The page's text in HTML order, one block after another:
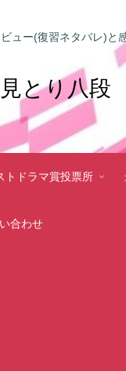
ュー(復習ネタバレ)と
とり八段
トドラマ賞投票所
合わせ